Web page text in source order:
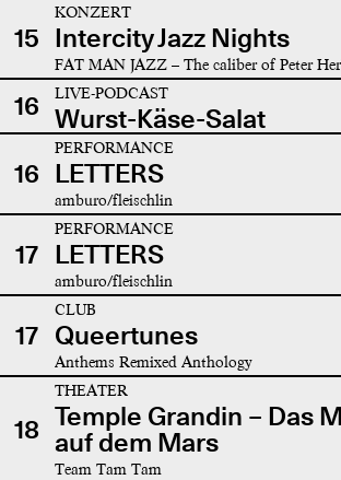
15
KONZERT
Intercity Jazz Nights
FAT MAN JAZZ – The caliber of Peter
16 LIVE-PODCAST
Wurst-Käse-Salat
16
PERFORMANCE
LETTERS
amburo/fleischlin
17
PERFORMANCE
LETTERS
amburo/fleischlin
17
CLUB
Queertunes
Anthems Remixed Anthology
18
THEATER
Temple Grandin – Das
auf dem Mars
Team Tam Tam